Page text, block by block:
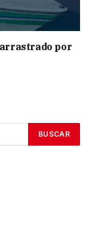
por